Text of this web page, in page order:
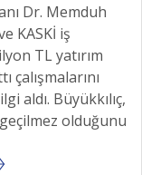
Dr. Memduh
KASKİ iş
TL yatırım
çalışmalarını
aldı. Büyükkılıç,
olduğunu